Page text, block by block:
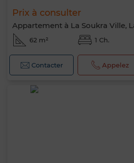
Prix à consulter
Appartement à La Soukra Ville,
62 m² 1 Ch.
Contacter Appelez